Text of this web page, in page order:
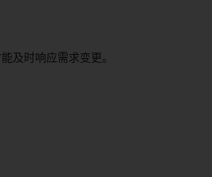
及时响应需求变更。